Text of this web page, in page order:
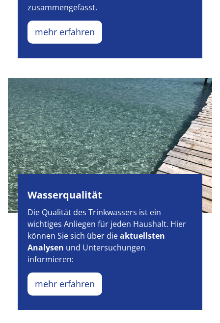
zusammengefasst.
mehr erfahren
Wasserqualität
Die Qualität des Trinkwassers ist ein
wichtiges Anliegen für jeden Haushalt. Hier
können Sie sich über dieaktuellsten
Analysen und Untersuchungen
informieren:
mehr erfahren